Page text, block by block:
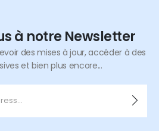
à notre Newsletter
des mises à jour, accéder à des
et bien plus encore...